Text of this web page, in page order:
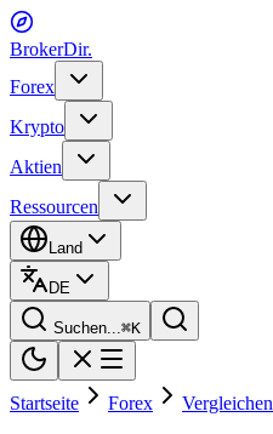
BrokerDir.
Forex
Krypto
Aktien
Ressourcen
Land
DE
Suchen...⌘K
Startseite Forex Vergleichen